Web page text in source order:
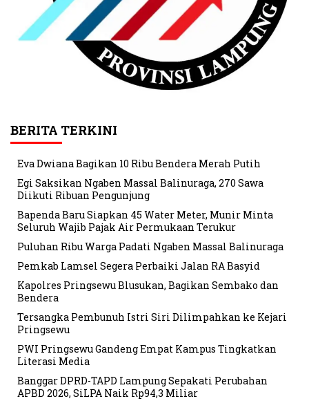
BERITA TERKINI
Eva Dwiana Bagikan 10 Ribu Bendera Merah Putih
Egi Saksikan Ngaben Massal Balinuraga, 270 Sawa
Diikuti Ribuan Pengunjung
Bapenda Baru Siapkan 45 Water Meter, Munir Minta
Seluruh Wajib Pajak Air Permukaan Terukur
Puluhan Ribu Warga Padati Ngaben Massal Balinuraga
Pemkab Lamsel Segera Perbaiki Jalan RA Basyid
Kapolres Pringsewu Blusukan, Bagikan Sembako dan
Bendera
Tersangka Pembunuh Istri Siri Dilimpahkan ke Kejari
Pringsewu
PWI Pringsewu Gandeng Empat Kampus Tingkatkan
Literasi Media
Banggar DPRD-TAPD Lampung Sepakati Perubahan
APBD 2026, SiLPA Naik Rp94,3 Miliar